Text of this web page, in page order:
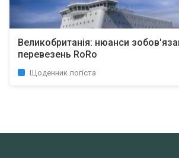
Великобританія: нюанси
перевезень RoRo
Щоденник логіста